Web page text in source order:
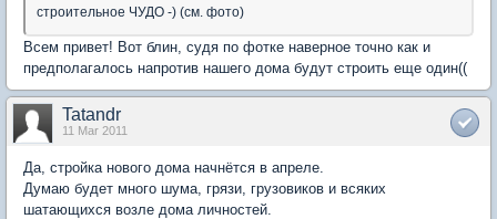
строительное ЧУДО -) (см. фото)
Всем привет! Вот блин, судя по фотке наверное точно как и
предполагалось напротив нашего дома будут строить еще один((
Tatandr
11 Mar 2011
Да, стройка нового дома начнётся в апреле.
Думаю будет много шума, грязи, грузовиков и всяких
шатающихся возле дома личностей.